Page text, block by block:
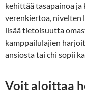
kehittää tasapainoa
verenkiertoa, nivelten
lisää tietoisuutta
kamppailulajien
ansiosta tai chi sopii
Voit aloittaa